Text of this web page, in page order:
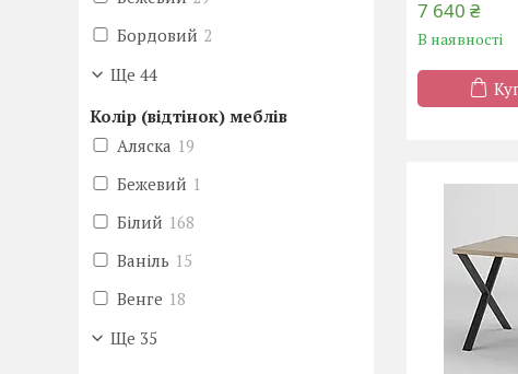
7 640 ₴
В наявності
Бордовий 2
Ще 44
Колір (відтінок) меблів
Аляска 19
Бежевий 1
Білий 168
Ваніль 15
Венге 18
Ще 35